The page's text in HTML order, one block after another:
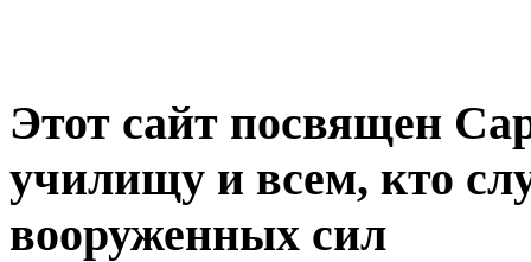
Этот сайт посвящен
училищу и всем, кто
вооруженных сил